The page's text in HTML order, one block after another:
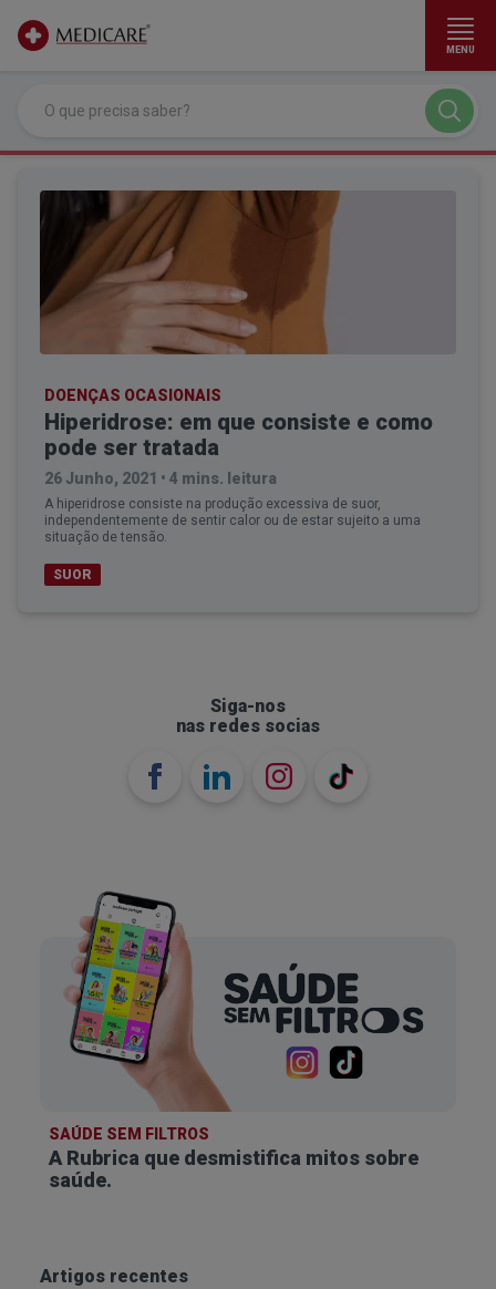
MENU
DOENÇAS OCASIONAIS
Hiperidrose: em que consiste e como
pode ser tratada
26 Junho, 2021 • 4 mins. leitura
A hiperidrose consiste na produção excessiva de suor,
independentemente de sentir calor ou de estar sujeito a uma
situação de tensão.
SUOR
Siga-nos
nas redes socias
SAÚDE SEM FILTROS
A Rubrica que desmistifica mitos sobre
saúde.
Artigos recentes